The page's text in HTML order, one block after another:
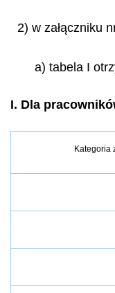
2) w załączniku
a) tabela I
I. Dla
Kategoria